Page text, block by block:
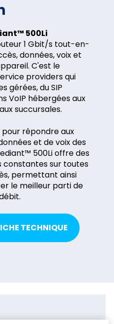
500Li
1 Gbit/s tout-en-
données, voix et
C'est le
providers qui
gérées, du SIP
VoIP hébergées aux
succursales.
répondre aux
et de voix des
500Li offre des
sur toutes
permettant ainsi
le meilleur parti de
TECHNIQUE